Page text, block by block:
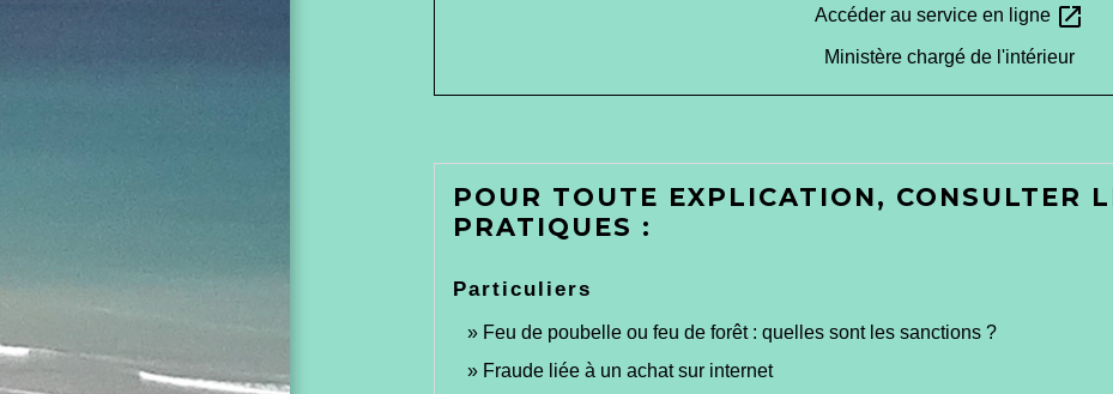
Accéder au service en ligne open_in_new
Ministère chargé de l'intérieur
POUR TOUTE EXPLICATION, CONSULTER
PRATIQUES :
Particuliers
Feu de poubelle ou feu de forêt : quelles sont les sanctions ?
Fraude liée à un achat sur internet